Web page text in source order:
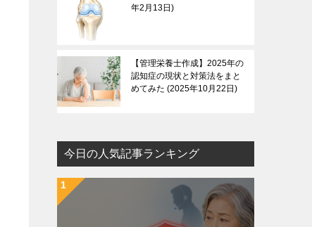
年2月13日
【管理栄養士作成】2025年の
認知症の現状と対策法をまと
めてみた 2025年10月22日
今日の人気記事ランキング